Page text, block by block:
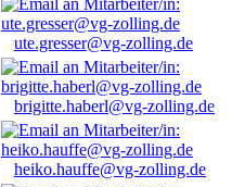
ute.gresser@vg-zolling.de
brigitte.haberl@vg-zolling.de
heiko.hauffe@vg-zolling.de